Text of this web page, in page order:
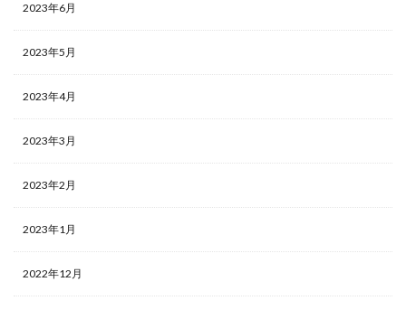
2023年6月
2023年5月
2023年4月
2023年3月
2023年2月
2023年1月
2022年12月
ビジョン
バリュー
ニューノーマル時代
チャット
チェックポイント
適性検査とは